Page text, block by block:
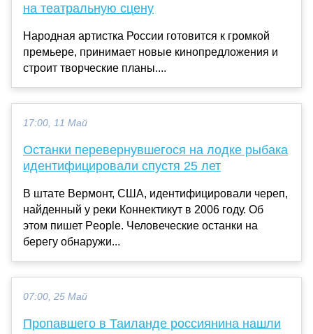
на театральную сцену
Народная артистка России готовится к громкой
премьере, принимает новые кинопредложения и
строит творческие планы....
17:00, 11 Май
Останки перевернувшегося на лодке рыбака
идентифицировали спустя 25 лет
В штате Вермонт, США, идентифицировали череп,
найденный у реки Коннектикут в 2006 году. Об
этом пишет People. Человеческие останки на
берегу обнаружи...
07:00, 25 Май
Пропавшего в Таиланде россиянина нашли